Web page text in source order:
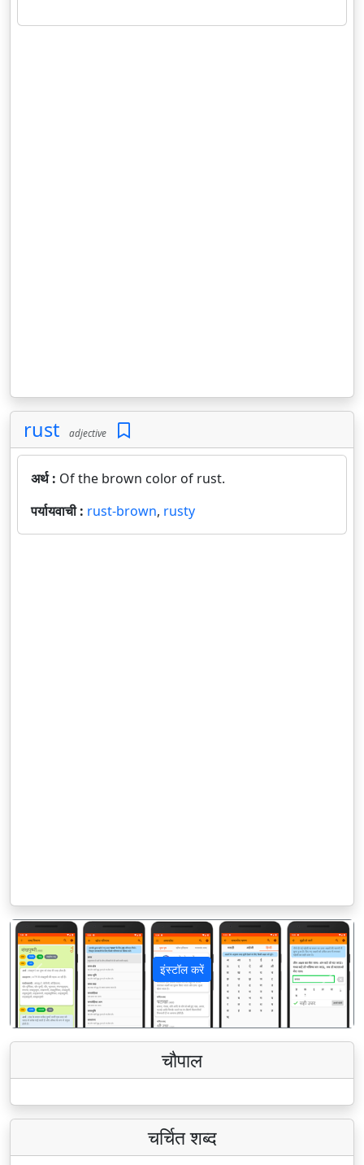
rust adjective
अर्थ : Of the brown color of rust.
पर्यायवाची : rust-brown, rusty
इंस्टॉल करें
पिछला अगला
चौपाल
चर्चित शब्द